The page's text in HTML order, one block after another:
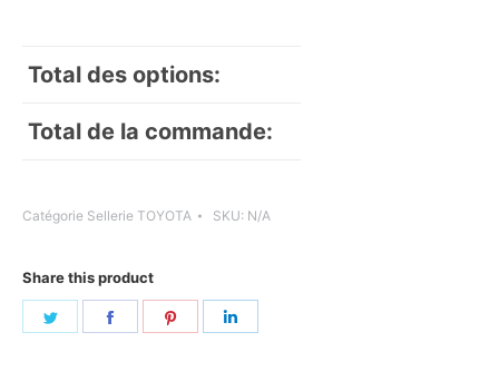
Total des options:
Total de la commande:
Catégorie Sellerie TOYOTA SKU: N/A
Share this product
Share
Share